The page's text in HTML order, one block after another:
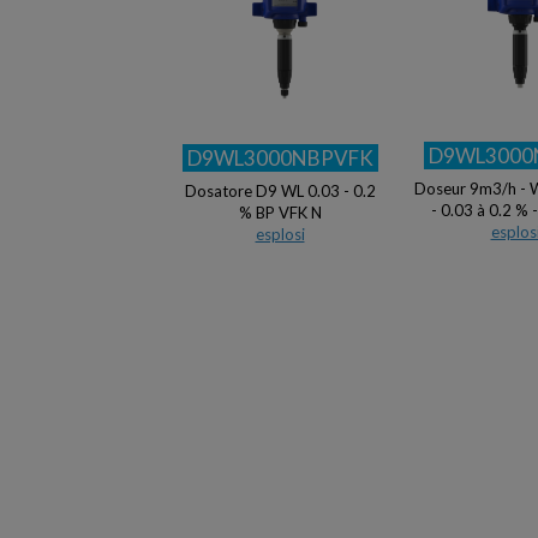
D9WL3000NBPVFK
Dosatore D9 WL 0.03 - 0.2
% BP VFK N
esplosi
Doseur 9m3/h -
- 0.03 à 0.2 %